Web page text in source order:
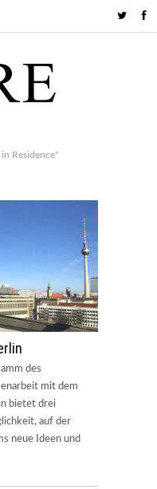
Residence"
des
mit dem
bietet drei
auf der
neue Ideen und